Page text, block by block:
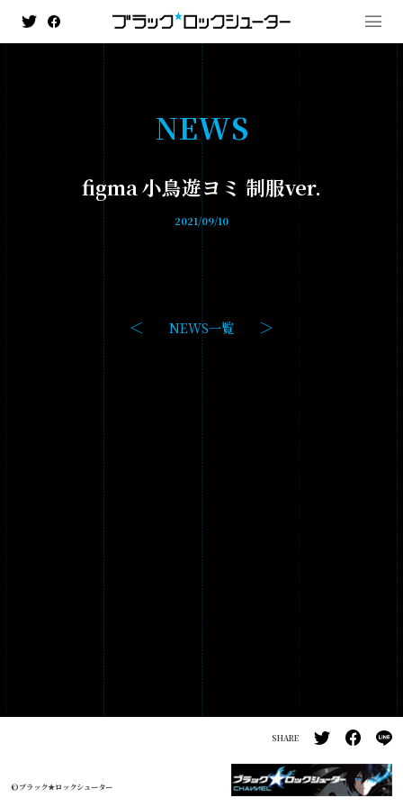
MENU
NEWS
HISTORY
ANIMATION
- ブラック★★ロックシューター DAWN FALL
- TV ANIMATION BLACK☆ROCK SHOOTER
GAME
PRODUCTS
GALLERY
NEWS
figma 小鳥遊ヨミ 制服ver.
2021/09/10
NEWS一覧
SHARE
©ブラック★ロックシューター